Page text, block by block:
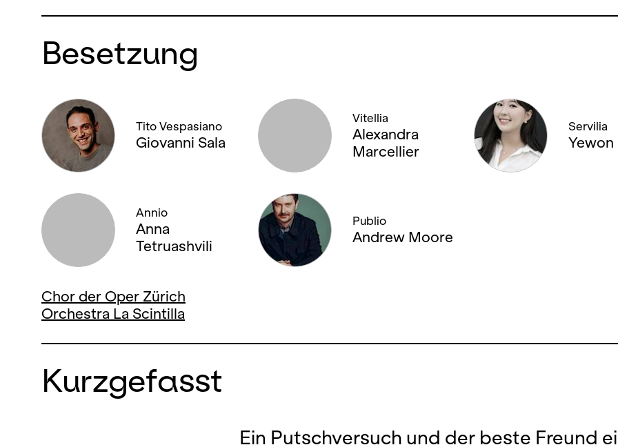
Besetzung
Tito Vespasiano
Giovanni Sala
Vitellia
Alexandra
Marcellier
Servilia
Yewon
Annio
Anna
Tetruashvili
Publio
Andrew Moore
Chor der Oper Zürich
Orchestra La Scintilla
Kurzgefasst
Ein Putschversuch und der beste Freund